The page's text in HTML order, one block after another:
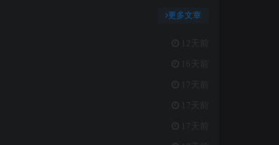
更多文章
12天前
16天前
17天前
17天前
17天前